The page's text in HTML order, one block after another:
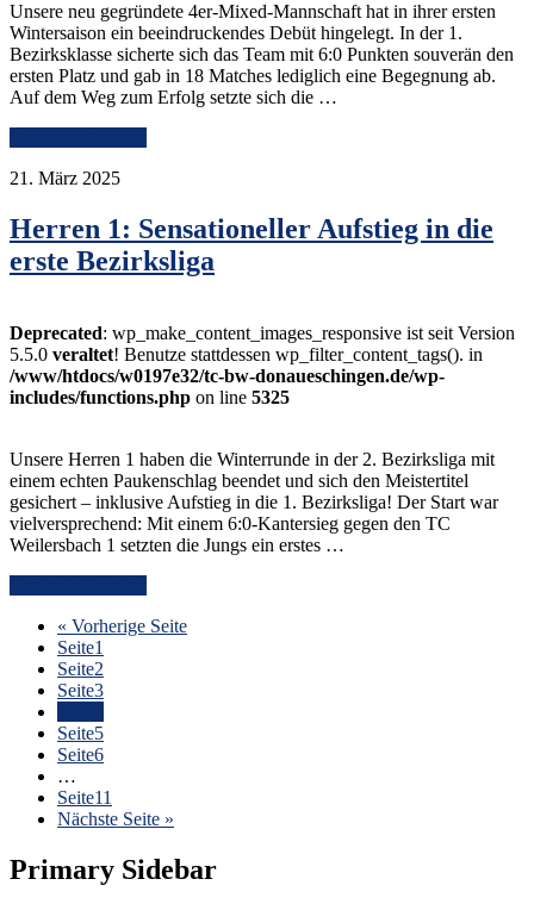
Unsere neu gegründete 4er-Mixed-Mannschaft hat in ihrer ersten
Wintersaison ein beeindruckendes Debüt hingelegt. In der 1.
Bezirksklasse sicherte sich das Team mit 6:0 Punkten souverän den
ersten Platz und gab in 18 Matches lediglich eine Begegnung ab.
Auf dem Weg zum Erfolg setzte sich die …
21. März 2025
Herren 1: Sensationeller Aufstieg in die
erste Bezirksliga
Deprecated: wp_make_content_images_responsive ist seit Version
5.5.0 veraltet! Benutze stattdessen wp_filter_content_tags(). in
/www/htdocs/w0197e32/tc-bw-donaueschingen.de/wp-
includes/functions.php on line 5325
Unsere Herren 1 haben die Winterrunde in der 2. Bezirksliga mit
einem echten Paukenschlag beendet und sich den Meistertitel
gesichert – inklusive Aufstieg in die 1. Bezirksliga! Der Start war
vielversprechend: Mit einem 6:0-Kantersieg gegen den TC
Weilersbach 1 setzten die Jungs ein erstes …
« Vorherige Seite
Seite1
Seite2
Seite3
Seite5
Seite6
…
Seite11
Nächste Seite »
Primary Sidebar